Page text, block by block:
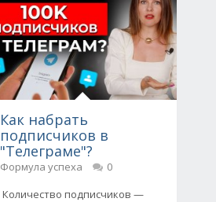
Как набрать
подписчиков в
"Телеграме"?
Формула успеха
0
Количество подписчиков —